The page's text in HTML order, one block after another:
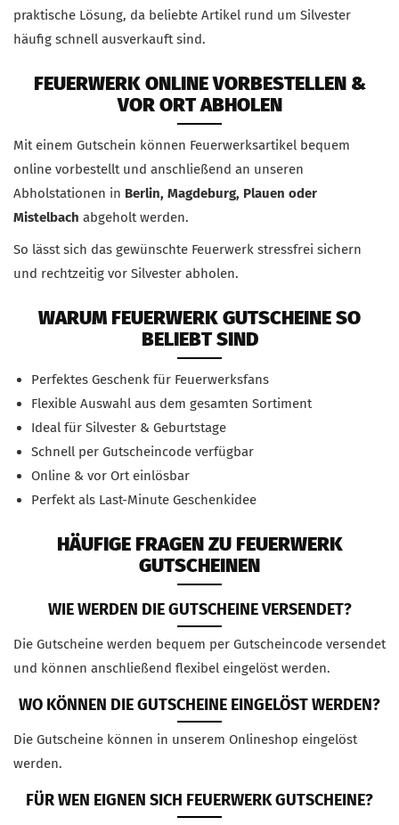
praktische Lösung, da beliebte Artikel rund um Silvester
häufig schnell ausverkauft sind.
FEUERWERK ONLINE VORBESTELLEN &
VOR ORT ABHOLEN
Mit einem Gutschein können Feuerwerksartikel bequem
online vorbestellt und anschließend an unseren
Abholstationen in Berlin, Magdeburg, Plauen oder
Mistelbach abgeholt werden.
So lässt sich das gewünschte Feuerwerk stressfrei sichern
und rechtzeitig vor Silvester abholen.
WARUM FEUERWERK GUTSCHEINE SO
BELIEBT SIND
Perfektes Geschenk für Feuerwerksfans
Flexible Auswahl aus dem gesamten Sortiment
Ideal für Silvester & Geburtstage
Schnell per Gutscheincode verfügbar
Online & vor Ort einlösbar
Perfekt als Last-Minute Geschenkidee
HÄUFIGE FRAGEN ZU FEUERWERK
GUTSCHEINEN
WIE WERDEN DIE GUTSCHEINE VERSENDET?
Die Gutscheine werden bequem per Gutscheincode versendet
und können anschließend flexibel eingelöst werden.
WO KÖNNEN DIE GUTSCHEINE EINGELÖST WERDEN?
Die Gutscheine können in unserem Onlineshop eingelöst
werden.
FÜR WEN EIGNEN SICH FEUERWERK GUTSCHEINE?